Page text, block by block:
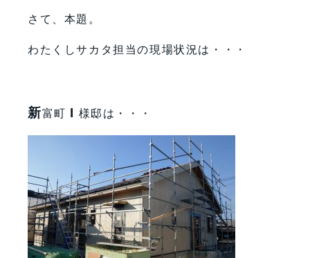
さて、本題。
わたくしサカタ担当の現場状況は・・・
新富町 I 様邸は・・・